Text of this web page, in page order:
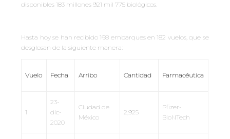
disponibles 183 millones 921 mil 775 biológicos.
Hasta hoy se han recibido 168 embarques en 182 vuelos, que se
desglosan de la siguiente manera:
Vuelo Fecha Arribo Cantidad Farmacéutica
1
23-
dic-
2020
Ciudad de
México
2,925
Pfizer-
BioNTech